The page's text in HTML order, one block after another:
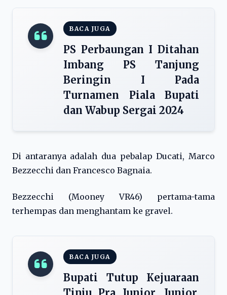
BACA JUGA
PS Perbaungan I Ditahan
Imbang PS Tanjung
Beringin I Pada
Turnamen Piala Bupati
dan Wabup Sergai 2024
Di antaranya adalah dua pebalap Ducati, Marco
Bezzecchi dan Francesco Bagnaia.
Bezzecchi (Mooney VR46) pertama-tama
terhempas dan menghantam ke gravel.
BACA JUGA
Bupati Tutup Kejuaraan